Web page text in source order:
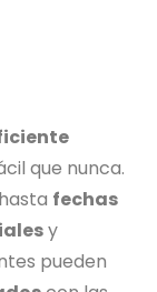
que nunca.
fechas
y
pueden